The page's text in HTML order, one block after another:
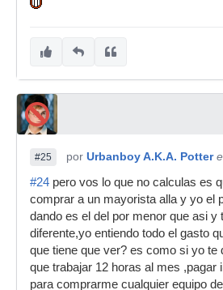
#25 por Urbanboy A.K.A. Potter
#24 pero vos lo que no calculas es
comprar a un mayorista alla y yo el
dando es el del por menor que asi y
diferente,yo entiendo todo el gasto
que tiene que ver? es como si yo te
que trabajar 12 horas al mes ,pagar
para comprarme cualquier equipo